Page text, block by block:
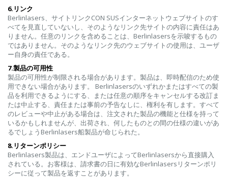
6.リンク
Berlinlasers、サイトリンクCON SUSインターネットウェブサイトのす
べてを見直していないし、そのようなリンク先サイトの内容に責任はあ
りません。任意のリンクを含めることは、Berlinlasersを示唆するもの
ではありません。そのようなリンク先のウェブサイトの使用は、ユーザ
ー自身の責任である。
7.製品の可用性
製品の可用性が制限される場合があります。製品は、即時配信のため使
用できない場合があります。 Berlinlasersのいずれかまたはすべての製
品を利用できるようにする、または任意の順序をキャンセルする改訂ま
たは中止する、責任または事前の予告なしに、権利を有します。すべて
のレビューや中止がある場合は、注文された製品の機能と仕様を持って
いるかもしれませんが、出荷され、何したものとの間の仕様の違いがあ
るでしょうBerlinlasers船製品が命じられた。
8.リターンポリシー
Berlinlasers製品は、エンドユーザによってBerlinlasersから直接購入
されている。お客様は、請求書の日に有効なBerlinlasersリターンポリ
シーに従って製品を返すことがあります。